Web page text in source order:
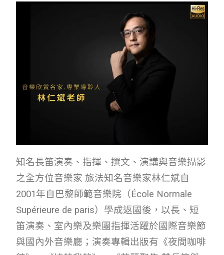
知名長笛演奏、指揮、撰文、演講與音樂攝影
之全方位音樂家 旅法知名音樂家林仁斌自
2001年自巴黎師範音樂院（École Normale
Supérieure de paris）學成返國後，以長、短
笛演奏、室內樂及樂團指揮活躍於國際音樂節
與國內外音樂廳；演奏專輯出版有《夜間咖啡